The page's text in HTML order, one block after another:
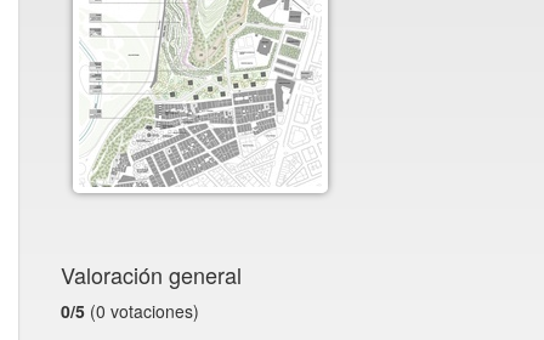
Valoración general
0/5 (0 votaciones)